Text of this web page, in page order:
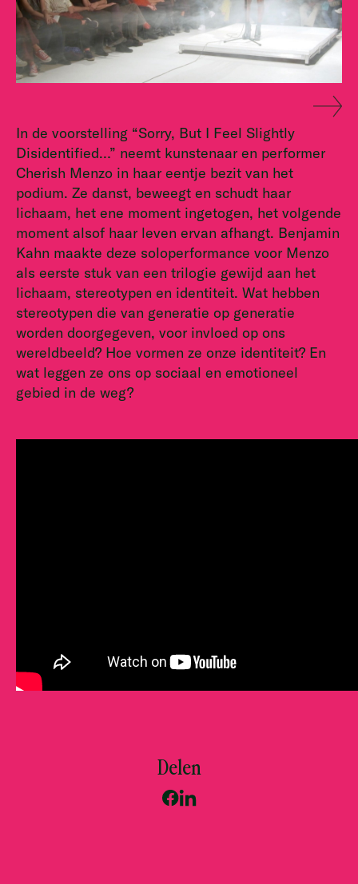
In de voorstelling “Sorry, But I Feel Slightly
Disidentified…” neemt kunstenaar en performer
Cherish Menzo in haar eentje bezit van het
podium. Ze danst, beweegt en schudt haar
lichaam, het ene moment ingetogen, het volgende
moment alsof haar leven ervan afhangt. Benjamin
Kahn maakte deze soloperformance voor Menzo
als eerste stuk van een trilogie gewijd aan het
lichaam, stereotypen en identiteit. Wat hebben
stereotypen die van generatie op generatie
worden doorgegeven, voor invloed op ons
wereldbeeld? Hoe vormen ze onze identiteit? En
wat leggen ze ons op sociaal en emotioneel
gebied in de weg?
Delen